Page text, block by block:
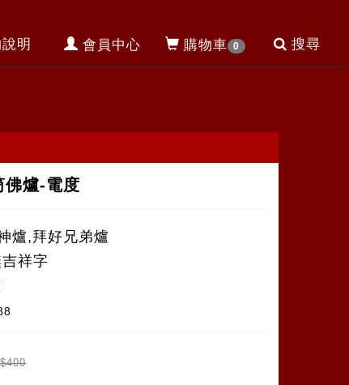
會員中心 購物車 0 搜尋
明
佛爐-電度
爐,拜好兄弟爐
祥字